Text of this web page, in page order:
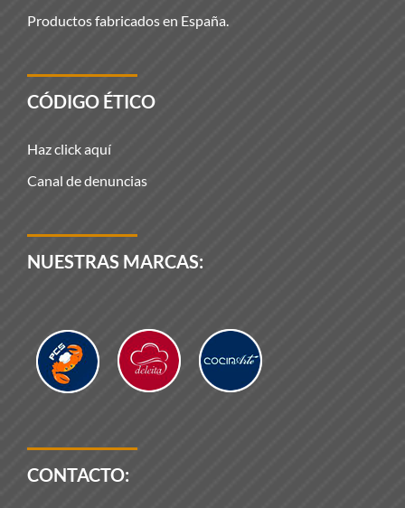
Productos fabricados en España.
CÓDIGO ÉTICO
Haz click aquí
Canal de denuncias
NUESTRAS MARCAS:
CONTACTO: